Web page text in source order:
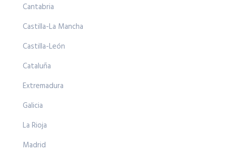
Cantabria
Castilla-La Mancha
Castilla-León
Cataluña
Extremadura
Galicia
La Rioja
Madrid